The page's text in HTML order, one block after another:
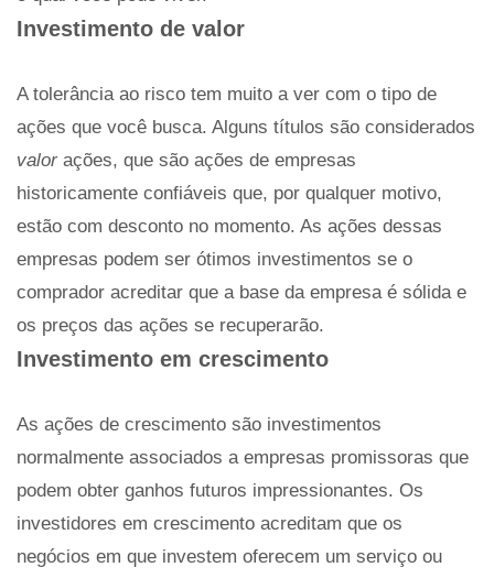
Investimento de valor
A tolerância ao risco tem muito a ver com o tipo de
ações que você busca. Alguns títulos são considerados
valor ações, que são ações de empresas
historicamente confiáveis ​​que, por qualquer motivo,
estão com desconto no momento. As ações dessas
empresas podem ser ótimos investimentos se o
comprador acreditar que a base da empresa é sólida e
os preços das ações se recuperarão.
Investimento em crescimento
As ações de crescimento são investimentos
normalmente associados a empresas promissoras que
podem obter ganhos futuros impressionantes. Os
investidores em crescimento acreditam que os
negócios em que investem oferecem um serviço ou